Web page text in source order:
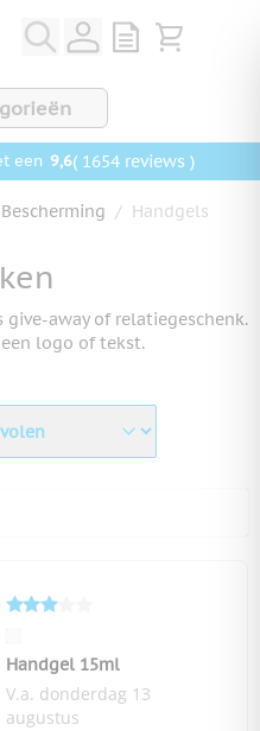
View quote,
Bekijk
een 9,6( 1654 reviews )
Bescherming / Handgels
away of relatiegeschenk.
logo of tekst.
Handgel 15ml
V.a. donderdag 13
augustus